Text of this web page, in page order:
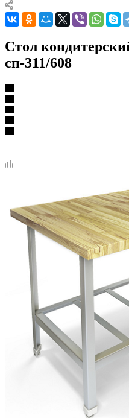
Стол
сп-311/608